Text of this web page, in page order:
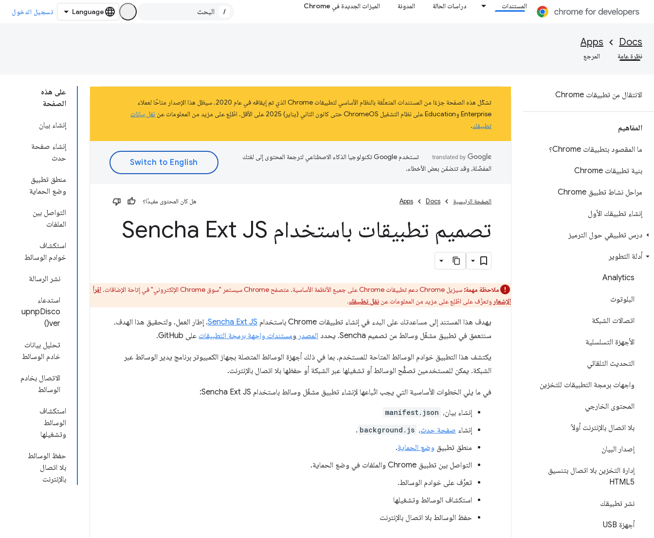
المستندات دراسات الحالة المدونة الميزات الجديدة في Chrome
/ تسجيل الدخول
Docs
Apps
نظرة عامة المرجع
الانتقال من تطبيقات Chrome
المفاهيم
ما المقصود بتطبيقات Chrome؟
بنية تطبيقات Chrome
مراحل نشاط تطبيق Chrome
إنشاء تطبيقك الأول
درس تطبيقي حول الترميز
أدلة التطوير
Analytics
البلوتوث
اتصالات الشبكة
الأجهزة التسلسلية
التحديث التلقائي
واجهات برمجة التطبيقات للتخزين
المحتوى الخارجي
بلا اتصال بالإنترنت أولاً
إصدار البيان
إدارة التخزين بلا اتصال بتنسيق
HTML5
نشر تطبيقك
أجهزة USB
على هذه
الصفحة
إنشاء بيان
إنشاء صفحة
حدث
منطق تطبيق
وضع الحماية
التواصل بين
الملفات
استكشاف
خوادم الوسائط
نشر الرسالة
استدعاء
upnpDisco
ver()
تحليل بيانات
خادم الوسائط
الاتصال بخادم
الوسائط
استكشاف
الوسائط
وتشغيلها
حفظ الوسائط
بلا اتصال
بالإنترنت
تشكّل هذه الصفحة جزءًا من المستندات المتعلّقة بالنظام الأساسي لتطبيقات Chrome الذي تم إيقافه في عام 2020. سيظل هذا الإصدار متاحًا لعملاء
Enterprise وEducation على نظام التشغيل ChromeOS حتى كانون الثاني (يناير) 2025 على الأقل. اطّلِع على مزيد من المعلومات عن
نقل بيانات
تطبيقك.
تستخدم Google تكنولوجيا الذكاء الاصطناعي لترجمة المحتوى إلى لغتك
المفضّلة، وقد تتضمّن بعض الأخطاء.
الصفحة الرئيسية Docs
Apps هل كان المحتوى مفيدًا؟
تصميم تطبيقات باستخدام Sencha Ext JS
ملاحظة مهمة: سيزيل Chrome دعم تطبيقات Chrome على جميع الأنظمة الأساسية. متصفح Chrome سيستمر "سوق Chrome الإلكتروني" في إتاحة الإضافات.
اقرأ
الإشعار وتعرَّف على اطّلِع على مزيد من المعلومات عن نقل تطبيقك.
يهدف هذا المستند إلى مساعدتك على البدء في إنشاء تطبيقات Chrome باستخدام Sencha Ext JS. إطار العمل. ولتحقيق هذا الهدف،
سنتعمق في تطبيق مشغّل وسائط من تصميم Sencha. يحدد
المصدر ومستندات واجهة برمجة التطبيقات على GitHub.
يكتشف هذا التطبيق خوادم الوسائط المتاحة للمستخدم، بما في ذلك أجهزة الوسائط المتصلة بجهاز الكمبيوتر برنامج يدير الوسائط عبر
الشبكة. يمكن للمستخدمين تصفُّح الوسائط أو تشغيلها عبر الشبكة أو حفظها بلا اتصال بالإنترنت.
في ما يلي الخطوات الأساسية التي يجب اتّباعها لإنشاء تطبيق مشغّل وسائط باستخدام Sencha Ext JS:
إنشاء بيان، manifest.json
إنشاء صفحة حدث، background.js
.
منطق تطبيق وضع الحماية.
التواصل بين تطبيق Chrome والملفات في وضع الحماية.
تعرَّف على خوادم الوسائط.
استكشاف الوسائط وتشغيلها
حفظ الوسائط بلا اتصال بالإنترنت